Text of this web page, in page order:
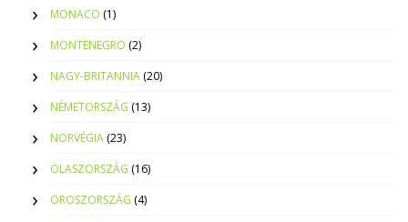
MONACO (1)
MONTENEGRO (2)
NAGY-BRITANNIA (20)
NÉMETORSZÁG (13)
NORVÉGIA (23)
OLASZORSZÁG (16)
OROSZORSZÁG (4)